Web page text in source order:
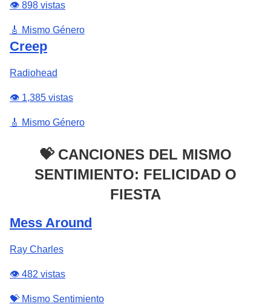
👁️ 898 vistas
🎸 Mismo Género
Creep
Radiohead
👁️ 1,385 vistas
🎸 Mismo Género
💝 CANCIONES DEL MISMO
SENTIMIENTO: FELICIDAD O
FIESTA
Mess Around
Ray Charles
👁️ 482 vistas
💝 Mismo Sentimiento